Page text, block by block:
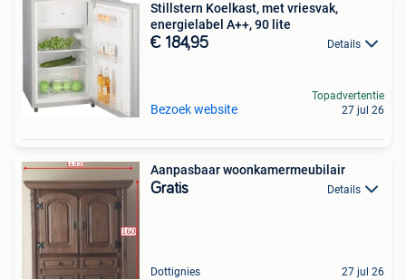
Stillstern Koelkast, met vriesvak,
energielabel A++, 90 lite
€ 184,95 Details
Bezoek website
Topadvertentie
27 jul 26
Aanpasbaar woonkamermeubilair
Gratis Details
Dottignies 27 jul 26